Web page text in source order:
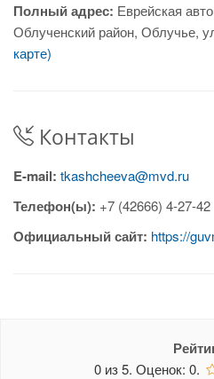
Полный адрес: Еврейская
Облученский район, Облучье,
карте)
Контакты
E-mail: tkashcheeva@mvd.ru
Телефон(ы): +7 (42666) 4-27-42
Официальный сайт: https://
0 из5. Оценок:0.